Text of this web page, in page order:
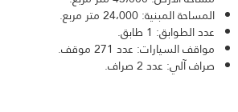
المساحة المبنية: 24،000 متر مربع.
عدد الطوابق: 1 طابق.
مواقف السيارات: عدد 271 موقف.
صراف آلي: عدد 2 صراف.